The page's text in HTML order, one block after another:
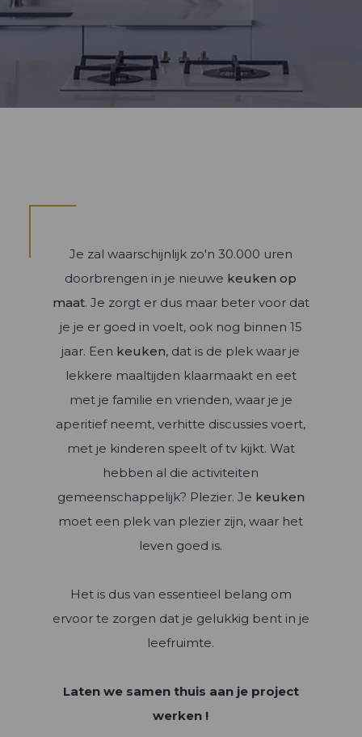
Keukenmeubels
Keukenwerblad en achterwand
Inrichtingen
Dressing op maat
Bibliotheek
TV meubels
Je zal waarschijnlijk zo'n 30.000 uren
doorbrengen in je nieuwe keuken op
maat. Je zorgt er dus maar beter voor dat
je je er goed in voelt, ook nog binnen 15
jaar. Een keuken, dat is de plek waar je
lekkere maaltijden klaarmaakt en eet
met je familie en vrienden, waar je je
aperitief neemt, verhitte discussies voert,
met je kinderen speelt of tv kijkt. Wat
hebben al die activiteiten
gemeenschappelijk? Plezier. Je keuken
moet een plek van plezier zijn, waar het
leven goed is.
Het is dus van essentieel belang om
ervoor te zorgen dat je gelukkig bent in je
leefruimte.
Laten we samen thuis aan je project
werken !